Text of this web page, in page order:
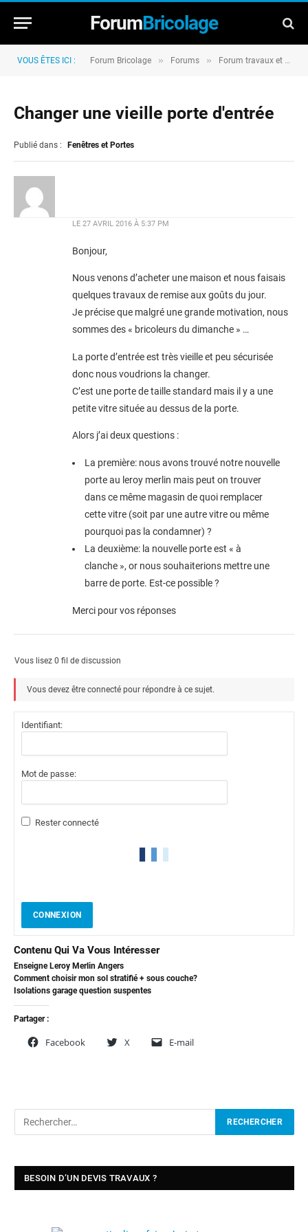
ForumBricolage
VOUS ÊTES ICI : Forum Bricolage » Forums » Forum travaux et rénovation
Changer une vieille porte d'entrée
Publié dans : Fenêtres et Portes
LE 27 AVRIL 2016 À 5:37 PM
Bonjour,
Nous venons d’acheter une maison et nous faisais
quelques travaux de remise aux goûts du jour.
Je précise que malgré une grande motivation, nous
sommes des « bricoleurs du dimanche » …
La porte d’entrée est très vieille et peu sécurisée
donc nous voudrions la changer.
C’est une porte de taille standard mais il y a une
petite vitre située au dessus de la porte.
Alors j’ai deux questions :
La première: nous avons trouvé notre nouvelle
porte au leroy merlin mais peut on trouver
dans ce même magasin de quoi remplacer
cette vitre (soit par une autre vitre ou même
pourquoi pas la condamner) ?
La deuxième: la nouvelle porte est « à
clanche », or nous souhaiterions mettre une
barre de porte. Est-ce possible ?
Merci pour vos réponses
Vous lisez 0 fil de discussion
Vous devez être connecté pour répondre à ce sujet.
Identifiant:
Mot de passe:
Rester connecté
CONNEXION
Contenu Qui Va Vous Intéresser
Enseigne Leroy Merlin Angers
Comment choisir mon sol stratifié + sous couche?
Isolations garage question suspentes
Partager :
Facebook X E-mail
BESOIN D’UN DEVIS TRAVAUX ?